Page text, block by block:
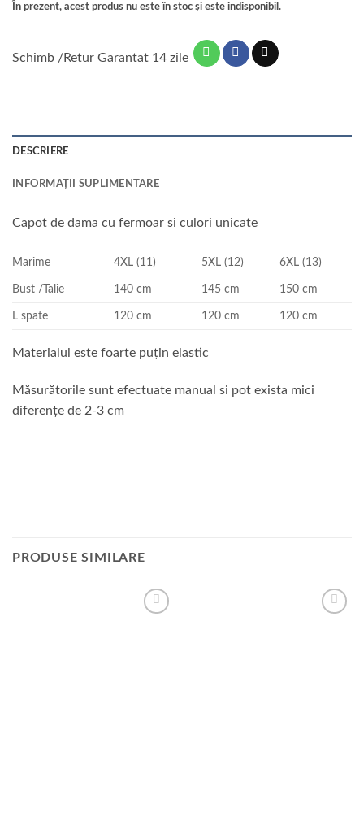
În prezent, acest produs nu este în stoc și este indisponibil.
Schimb /Retur Garantat 14 zile
DESCRIERE
INFORMAȚII SUPLIMENTARE
Capot de dama cu fermoar si culori unicate
Marime 4XL (11) 5XL (12) 6XL (13)
Bust /Talie 140 cm 145 cm 150 cm
L spate 120 cm 120 cm 120 cm
Materialul este foarte puțin elastic
Măsurătorile sunt efectuate manual si pot exista mici
diferențe de 2-3 cm
PRODUSE SIMILARE